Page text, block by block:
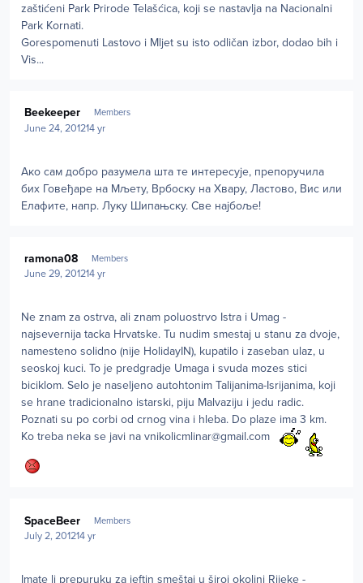
zaštićeni Park Prirode Telašćica, koji se nastavlja na Nacionalni
Park Kornati.
Gorespomenuti Lastovo i Mljet su isto odličan izbor, dodao bih i
Vis...
Beekeeper Members
June 24, 201214 yr
Ако сам добро разумела шта те интересује, препоручила
бих Говеђаре на Мљету, Врбоску на Хвару, Ластово, Вис или
Елафите, напр. Луку Шипањску. Све најбоље!
ramona08 Members
June 29, 201214 yr
Ne znam za ostrva, ali znam poluostrvo Istra i Umag -
najsevernija tacka Hrvatske. Tu nudim smestaj u stanu za dvoje,
namesteno solidno (nije HolidayIN), kupatilo i zaseban ulaz, u
seoskoj kuci. To je predgradje Umaga i svuda mozes stici
biciklom. Selo je naseljeno autohtonim Talijanima-Isrijanima, koji
se hrane tradicionalno istarski, piju Malvaziju i jedu radic.
Poznati su po corbi od crnog vina i hleba. Do plaze ima 3 km.
Ko treba neka se javi na vnikolicmlinar@gmail.com
SpaceBeer Members
July 2, 201214 yr
Imate li prepuruku za jeftin smeštaj u široj okolini Rijeke -